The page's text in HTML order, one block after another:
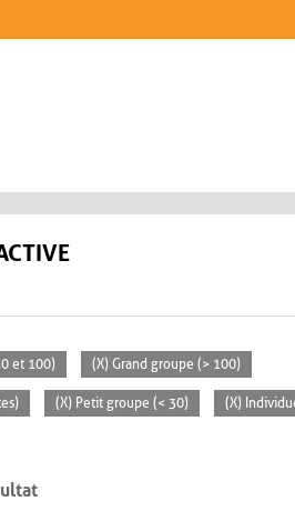
et 100) (X) Grand groupe (> 100)
(X) Petit groupe (< 30) (X)